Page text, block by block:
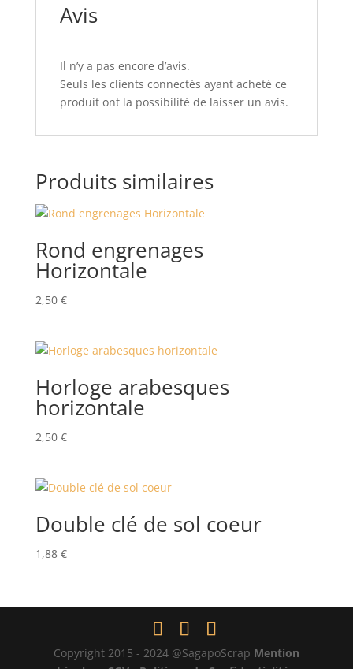
Avis
Il n’y a pas encore d’avis.
Seuls les clients connectés ayant acheté ce
produit ont la possibilité de laisser un avis.
Produits similaires
Rond engrenages
Horizontale
2,50 €
Horloge arabesques
horizontale
2,50 €
Double clé de sol coeur
1,88 €
Copyright 2015 - 2024 @SagapoScrap Mention